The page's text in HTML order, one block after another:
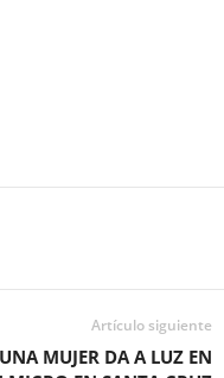
Artículo siguiente
UNA MUJER DA A LUZ EN